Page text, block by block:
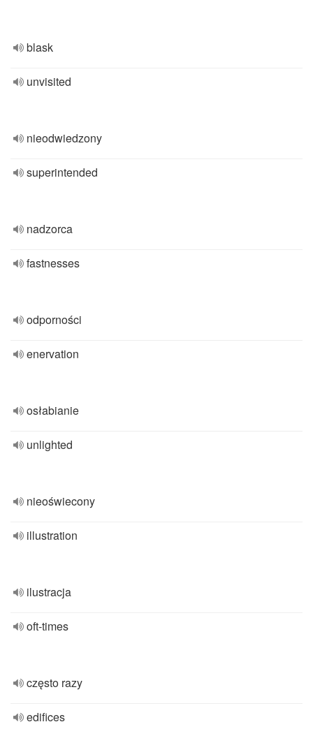
blask
unvisited
nieodwiedzony
superintended
nadzorca
fastnesses
odporności
enervation
osłabianie
unlighted
nieoświecony
illustration
ilustracja
oft-times
często razy
edifices